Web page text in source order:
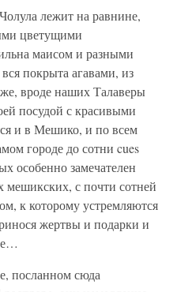
лежит на равнине,
цветущими
маисом и разными
покрыта агавами, из
вроде наших Талаверы
посудой с красивыми
и в Мешико, и по всем
городе до сотни cues
особенно замечателен
мешикских, с почти сотней
к которому устремляются
жертвы и подарки и
посланном сюда